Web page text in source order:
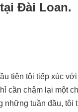
Đài Loan.
tiên tôi tiếp xúc
cần chậm lại một
tuần đầu,